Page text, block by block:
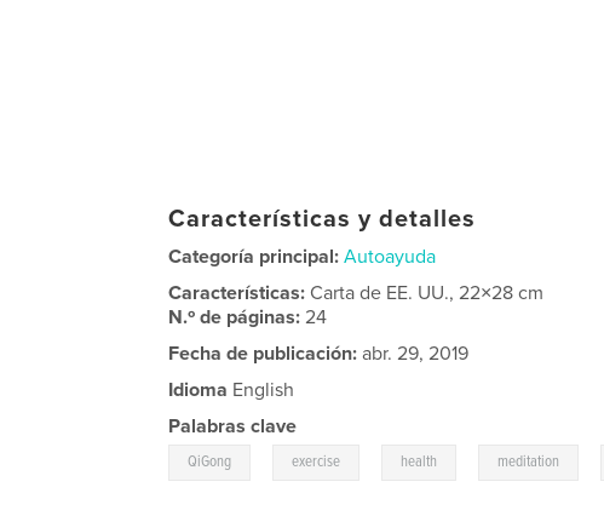
Características y detalles
Categoría principal: Autoayuda
Características:Carta de EE. UU., 22×28 cm
N.º de páginas:24
Fecha de publicación: abr. 29, 2019
Idioma English
Palabras clave
QiGong exercise health meditation